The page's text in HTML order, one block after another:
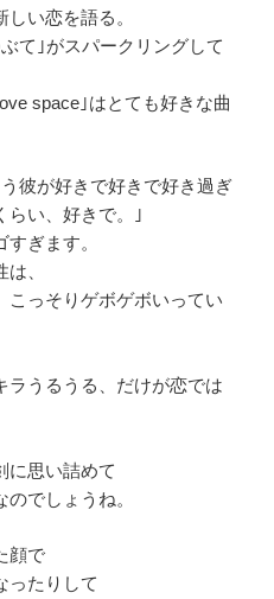
い恋を語る。
て｣がスパークリングして
space｣はとても好きな曲
彼が好きで好きで好き過ぎ
らい、好きで。｣
ぎます。
、
こっそりゲボゲボいってい
ラうるうる、だけが恋では
に思い詰めて
でしょうね。
顔で
ったりして